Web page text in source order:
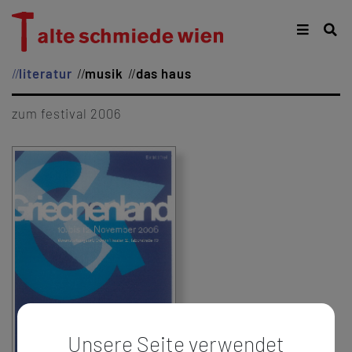
literatur musik das haus
zum festival 2006
Unsere Seite verwendet